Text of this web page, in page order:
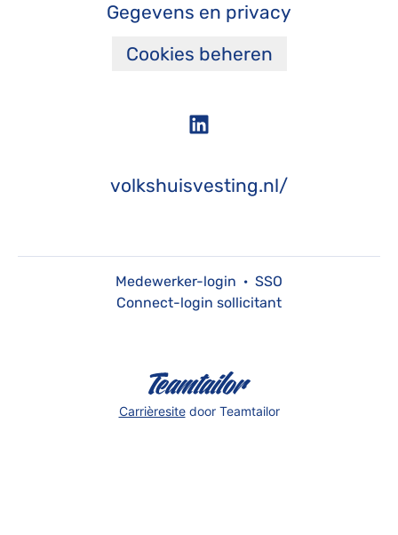
Gegevens en privacy
Cookies beheren
volkshuisvesting.nl/
Medewerker-login · SSO
Connect-login sollicitant
Carrièresitedoor Teamtailor